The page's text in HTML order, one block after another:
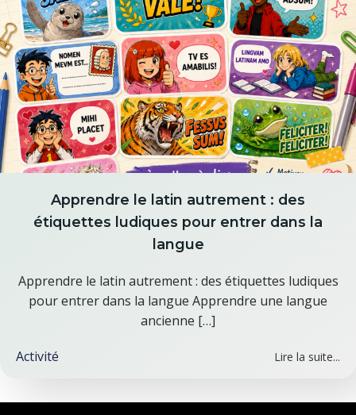
Apprendre le latin autrement : des
étiquettes ludiques pour entrer dans la
langue
Apprendre le latin autrement : des étiquettes ludiques
pour entrer dans la langue Apprendre une langue
ancienne […]
Activité Lire la suite...